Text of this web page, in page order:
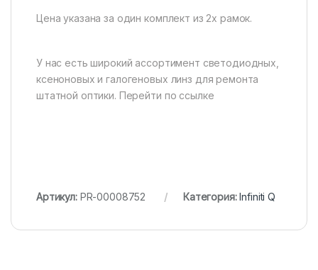
Цена указана за один комплект из 2х рамок.
У нас есть широкий ассортимент светодиодных,
ксеноновых и галогеновых линз для ремонта
штатной оптики. Перейти по ссылке
Артикул: PR-00008752 Категория:Infiniti Q